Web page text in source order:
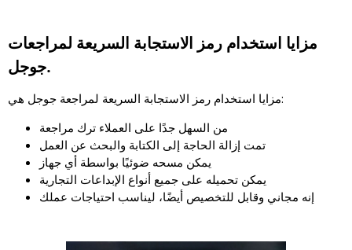
مزايا استخدام رمز الاستجابة السريعة لمراجعات
جوجل.
مزايا استخدام رمز الاستجابة السريعة لمراجعة جوجل هي:
من السهل جدًا على العملاء ترك مراجعة
تمت إزالة الحاجة إلى الكتابة والبحث عن العمل
يمكن مسحه ضوئيًا بواسطة أي جهاز
يمكن تحميله على جميع أنواع الإبداعات التجارية
إنه مجاني وقابل للتخصيص أيضًا، ليناسب احتياجات عملك